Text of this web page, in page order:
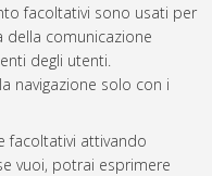
facoltativi sono usati per
della comunicazione
degli utenti.
navigazione solo con i
facoltativi attivando
vuoi, potrai esprimere
Wed Aug 5 20:48:28 2026